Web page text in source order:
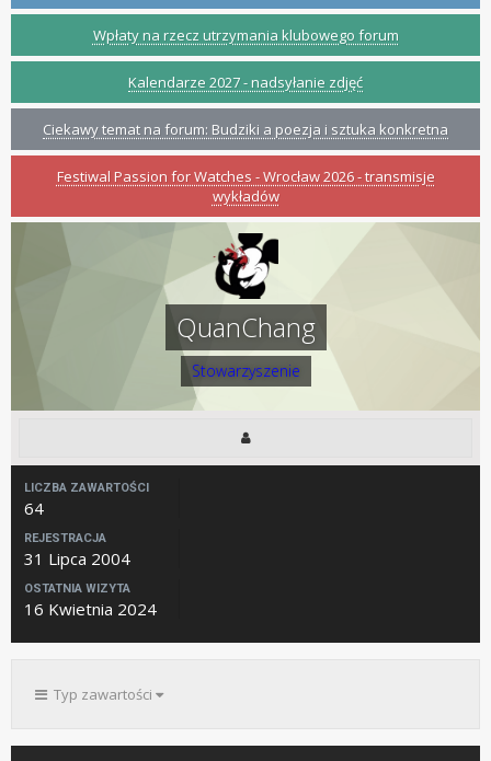
Wpłaty na rzecz utrzymania klubowego forum
Kalendarze 2027 - nadsyłanie zdjęć
Ciekawy temat na forum: Budziki a poezja i sztuka konkretna
Festiwal Passion for Watches - Wrocław 2026 - transmisje
wykładów
QuanChang
Stowarzyszenie
LICZBA ZAWARTOŚCI
64
REJESTRACJA
31 Lipca 2004
OSTATNIA WIZYTA
16 Kwietnia 2024
Typ zawartości